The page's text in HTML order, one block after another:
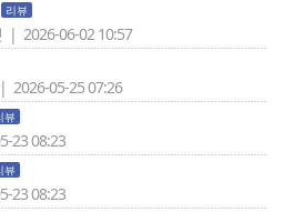
리뷰
| 2026-06-02 10:57
2026-05-25 07:26
뷰
23 08:23
뷰
23 08:23